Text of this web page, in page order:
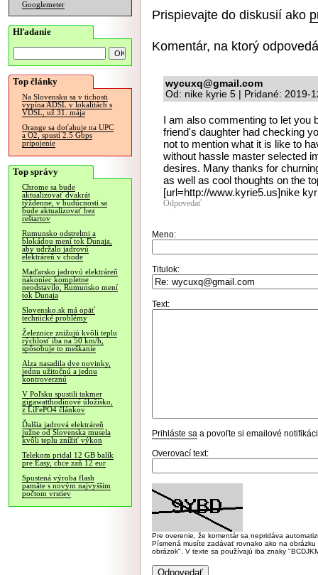
Googlemeter
Hľadanie
Top články
Na Slovensku sa v tichosti
vypína ADSL v lokalitách s
VDSL, už 31. mája
Orange sa doťahuje na UPC
a O2, spustí 2.5 Gbps
pripojenie
Top správy
Chrome sa bude
aktualizovať dvakrát
týždenne, v budúcnosti sa
bude aktualizovať bez
reštartov
Rumunsko odstrelmi a
blokádou mení tok Dunaja,
aby udržalo jadrovú
elektráreň v chode
Maďarsko jadrovú elektráreň
nakoniec kompletne
neodstavilo, Rumunsko mení
tok Dunaja
Slovensko.sk má opäť
technické problémy
Železnice znižujú kvôli teplu
rýchlosť iba na 50 km/h,
spôsobuje to meškanie
Alza nasadila dve novinky,
jednu užitočnú a jednu
kontroverznú
V Poľsku spustili takmer
gigawatthodinové úložisko,
z LiFePO4 článkov
Ďalšia jadrová elektráreň
južne od Slovenska musela
kvôli teplu znížiť výkon
Telekom pridal 12 GB balík
pre Easy, chce zaň 12 eur
Spustená výroba flash
pamäte s novým najvyšším
počtom vrstiev
Prispievajte do diskusií ako
Komentár, na ktorý
wycuxq@gmail.com
Od: nike kyrie 5 | Pridané: 2019-
I am also commenting to let you
friend's daughter had checking
not to mention what it is like to
without hassle master selected
desires. Many thanks for
as well as cool thoughts on the
[url=http://www.kyrie5.us]nike
Odpovedať
Meno:
Titulok:
Text:
Prihláste sa a povoľte si emailové
Overovací text:
Pre overenie, že komentár sa nepridáva
Písmená musíte zadávať rovnako ako na
obrázok". V texte sa používajú iba znaky